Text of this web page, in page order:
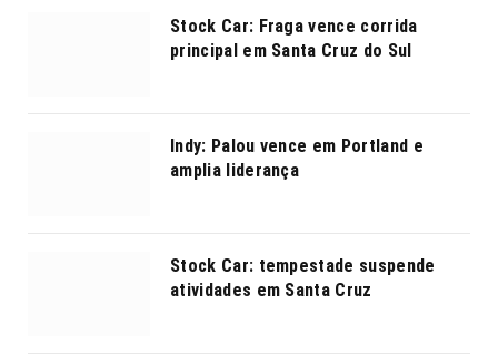
Stock Car: Fraga vence corrida
principal em Santa Cruz do Sul
Indy: Palou vence em Portland e
amplia liderança
Stock Car: tempestade suspende
atividades em Santa Cruz